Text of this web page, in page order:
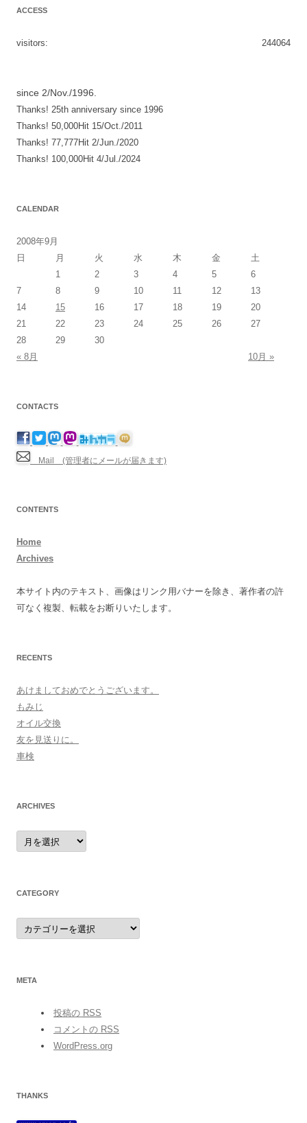
ョ
ン
ACCESS
244064
visitors:
since 2/Nov./1996.
Thanks! 25th anniversary since 1996
Thanks! 50,000Hit 15/Oct./2011
Thanks! 77,777Hit 2/Jun./2020
Thanks! 100,000Hit 4/Jul./2024
CALENDAR
2008年9月
日
月 火 水 木 金
土
1
2 3 4 5
6
7
8 9 10 11 12
13
14
15 16 17 18 19
20
21
22 23 24 25 26
27
28
29
30
« 8月
10月 »
CONTACTS
Mail (管理者にメールが届きます)
CONTENTS
Home
Archives
本サイト内のテキスト、画像はリンク用バナーを除き、著作者の許
可なく複製、転載をお断りいたします。
RECENTS
あけましておめでとうございます。
もみじ
オイル交換
友を見送りに。
車検
ARCHIVES
archives
CATEGORY
category
META
投稿の RSS
コメントの RSS
WordPress.org
THANKS